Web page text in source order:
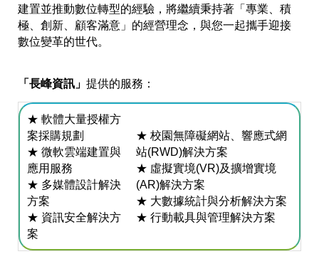
建置並推動數位轉型的經驗，將繼續秉持著「專業、積
極、創新、顧客滿意」的經營理念，與您一起攜手迎接
數位變革的世代。
「長峰資訊」 提供的服務：
★ 軟體大量授權方
案採購規劃
★ 微軟雲端建置與
應用服務
★ 多媒體設計解決
方案
★ 資訊安全解決方
案
★ 校園無障礙網站、響應式網
站(RWD)解決方案
★ 虛擬實境(VR)及擴增實境
(AR)解決方案
★ 大數據統計與分析解決方案
★ 行動載具與管理解決方案